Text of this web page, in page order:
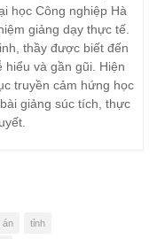
học Công nghiệp Hà
giảng dạy thực tế.
thầy được biết đến
hiểu và gần gũi. Hiện
truyền cảm hứng học
giảng súc tích, thực
án tỉnh